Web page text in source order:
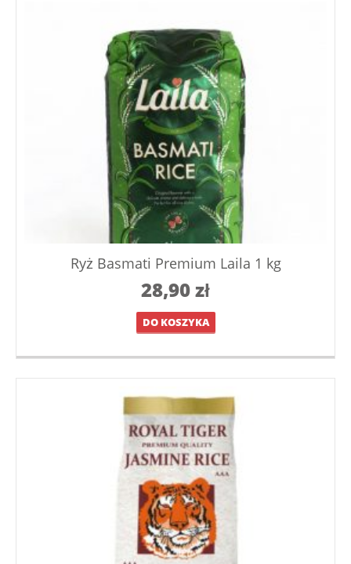
Ryż Basmati Premium Laila 1 kg
28,90zł
DO KOSZYKA